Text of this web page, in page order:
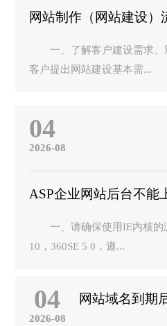
网站制作（网站建设）
一、了解客户建设需求
客户提出网站建设基本需...
04
2026-08
ASP企业网站后台不能
一、请确保使用IE内核的
10，360SE 5 0，遨...
04
2026-08
网站域名到期